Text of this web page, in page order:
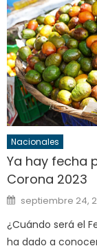
Nacionales
Ya hay fecha
Corona 2023
Posted
on
septiembre 24,
¿Cuándo será el
ha dado a